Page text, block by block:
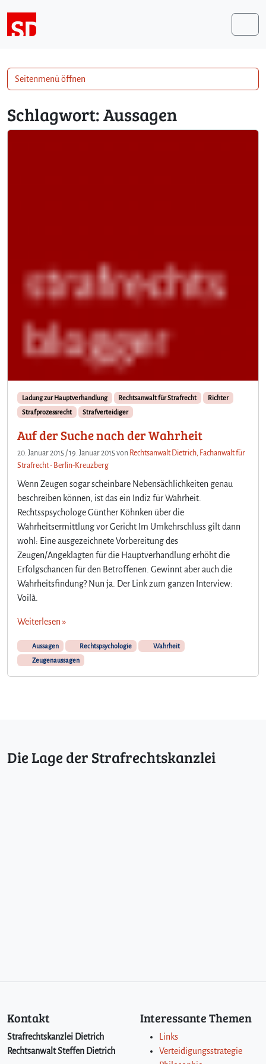
Schlagwort:Aussagen
Ladung zur Hauptverhandlung Rechtsanwalt für Strafrecht
Richter
Strafprozessrecht
Strafverteidiger
Auf der Suche nach der Wahrheit
20. Januar 2015 /19. Januar 2015von Rechtsanwalt Dietrich, Fachanwalt für
Strafrecht - Berlin-Kreuzberg
Wenn Zeugen sogar scheinbare Nebensächlichkeiten genau
beschreiben können, ist das ein Indiz für Wahrheit.
Rechtsspsychologe Günther Köhnken über die
Wahrheitsermittlung vor Gericht Im Umkehrschluss gilt dann
wohl: Eine ausgezeichnete Vorbereitung des
Zeugen/Angeklagten für die Hauptverhandlung erhöht die
Erfolgschancen für den Betroffenen. Gewinnt aber auch die
Wahrheitsfindung? Nun ja. Der Link zum ganzen Interview:
Voilà.
Weiterlesen »
Aussagen Rechtspsychologie
Wahrheit
Zeugenaussagen
Seitenmenü öffnen
Die Lage der Strafrechtskanzlei
Kontakt
Strafrechtskanzlei Dietrich
Rechtsanwalt Steffen Dietrich
Interessante Themen
Links
Verteidigungsstrategie